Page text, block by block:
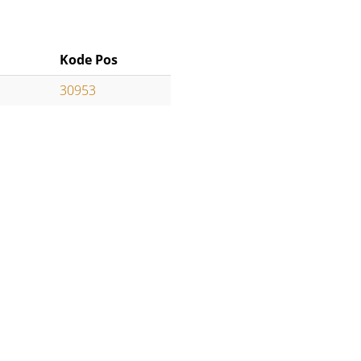
Kode Pos
30953